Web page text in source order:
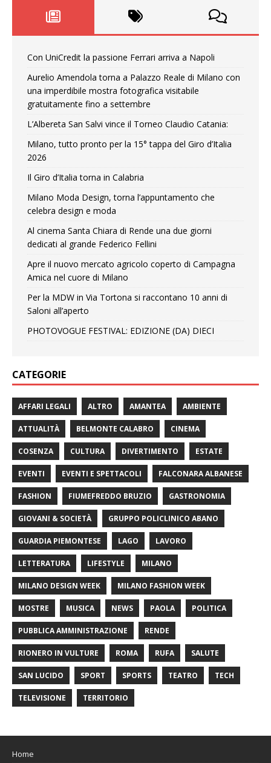
Con UniCredit la passione Ferrari arriva a Napoli
Aurelio Amendola torna a Palazzo Reale di Milano con
una imperdibile mostra fotografica visitabile
gratuitamente fino a settembre
L’Albereta San Salvi vince il Torneo Claudio Catania:
Milano, tutto pronto per la 15° tappa del Giro d’Italia
2026
Il Giro d’Italia torna in Calabria
Milano Moda Design, torna l’appuntamento che
celebra design e moda
Al cinema Santa Chiara di Rende una due giorni
dedicati al grande Federico Fellini
Apre il nuovo mercato agricolo coperto di Campagna
Amica nel cuore di Milano
Per la MDW in Via Tortona si raccontano 10 anni di
Saloni all’aperto
PHOTOVOGUE FESTIVAL: EDIZIONE (DA) DIECI
CATEGORIE
AFFARI LEGALI ALTRO AMANTEA AMBIENTE
ATTUALITÀ BELMONTE CALABRO CINEMA
COSENZA CULTURA DIVERTIMENTO ESTATE
EVENTI EVENTI E SPETTACOLI FALCONARA ALBANESE
FASHION FIUMEFREDDO BRUZIO GASTRONOMIA
GIOVANI & SOCIETÀ GRUPPO POLICLINICO ABANO
GUARDIA PIEMONTESE LAGO LAVORO
LETTERATURA LIFESTYLE MILANO
MILANO DESIGN WEEK MILANO FASHION WEEK
MOSTRE MUSICA NEWS PAOLA POLITICA
PUBBLICA AMMINISTRAZIONE RENDE
RIONERO IN VULTURE ROMA RUFA SALUTE
SAN LUCIDO SPORT SPORTS TEATRO TECH
TELEVISIONE TERRITORIO
Home